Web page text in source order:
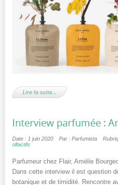
Lire la suite…
Interview parfumée :
Date : 1 juin 2020 Par : Parfumista
olfactifs
Parfumeur chez Flair, Amélie
Dans cette interview il est question
botanique et de timidité. Rencontre